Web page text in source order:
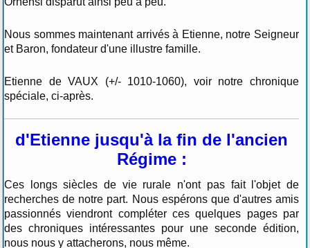
Nous sommes maintenant arrivés à Etienne, notre Seigneur
et Baron, fondateur d'une illustre famille.
Etienne de VAUX (+/- 1010-1060), voir notre chronique
spéciale, ci-après.
d'Etienne jusqu'à la fin de l'ancien
Régime :
Ces longs siècles de vie rurale n'ont pas fait l'objet de
recherches de notre part. Nous espérons que d'autres amis
passionnés viendront compléter ces quelques pages par
des chroniques intéressantes pour une seconde édition,
nous nous y attacherons, nous même.